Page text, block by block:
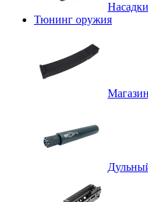
Тюнинг оружия